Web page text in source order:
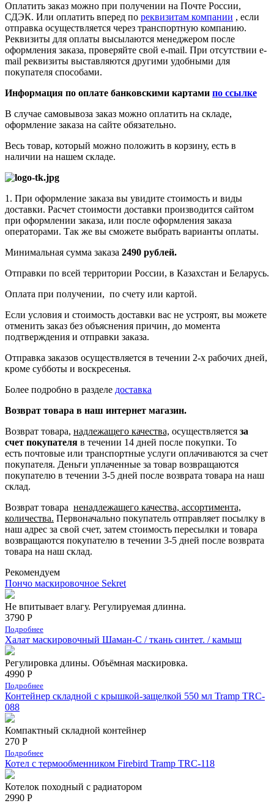
Оплатить заказ можно при получении на Почте России,
СДЭК. Или оплатить вперед по реквизитам компании , если
отправка осуществляется через транспортную компанию.
Реквизиты для оплаты высылаются менеджером после
оформления заказа, проверяйте свой e-mail. При отсутствии e-
mail реквизиты выставляются другими удобными для
покупателя способами.
Информация по оплате банковскими картами по ссылке
В случае самовывоза заказ можно оплатить на складе,
оформление заказа на сайте обязательно.
Весь товар, который можно положить в корзину, есть в
наличии на нашем складе.
1. При оформление заказа вы увидите стоимость и виды
доставки. Расчет стоимости доставки производится сайтом
при оформлении заказа, или после оформления заказа
операторами. Так же вы сможете выбрать варианты оплаты.
Минимальная сумма заказа 2490 рублей.
Отправки по всей территории России, в Казахстан и Беларусь.
Оплата при получении, по счету или картой.
Если условия и стоимость доставки вас не устроят, вы можете
отменить заказ без объяснения причин, до момента
подтверждения и отправки заказа.
Отправка заказов осуществляется в течении 2-х рабочих дней,
кроме субботы и воскресенья.
Более подробно в разделе доставка
Возврат товара в наш интернет магазин.
Возврат товара, надлежащего качества, осуществляется за
счет покупателя в течении 14 дней после покупки. То
есть почтовые или транспортные услуги оплачиваются за счет
покупателя. Деньги уплаченные за товар возвращаются
покупателю в течении 3-5 дней после возврата товара на наш
склад.
Возврат товара ненадлежащего качества, ассортимента,
количества. Первоначально покупатель отправляет посылку в
наш адрес за свой счет, затем стоимость пересылки и товара
возвращаются покупателю в течении 3-5 дней после возврата
товара на наш склад.
Рекомендуем
Пончо маскировочное Sekret
Не впитывает влагу. Регулируемая длинна.
3790 Р
Подробнее
Халат маскировочный Шаман-С / ткань синтет. / камыш
Регулировка длины. Объёмная маскировка.
4990 Р
Подробнее
Контейнер складной с крышкой-защелкой 550 мл Tramp TRC-
088
Компактный складной контейнер
270 Р
Подробнее
Котел c термообменником Firebird Tramp TRC-118
Котелок походный с радиатором
2990 Р